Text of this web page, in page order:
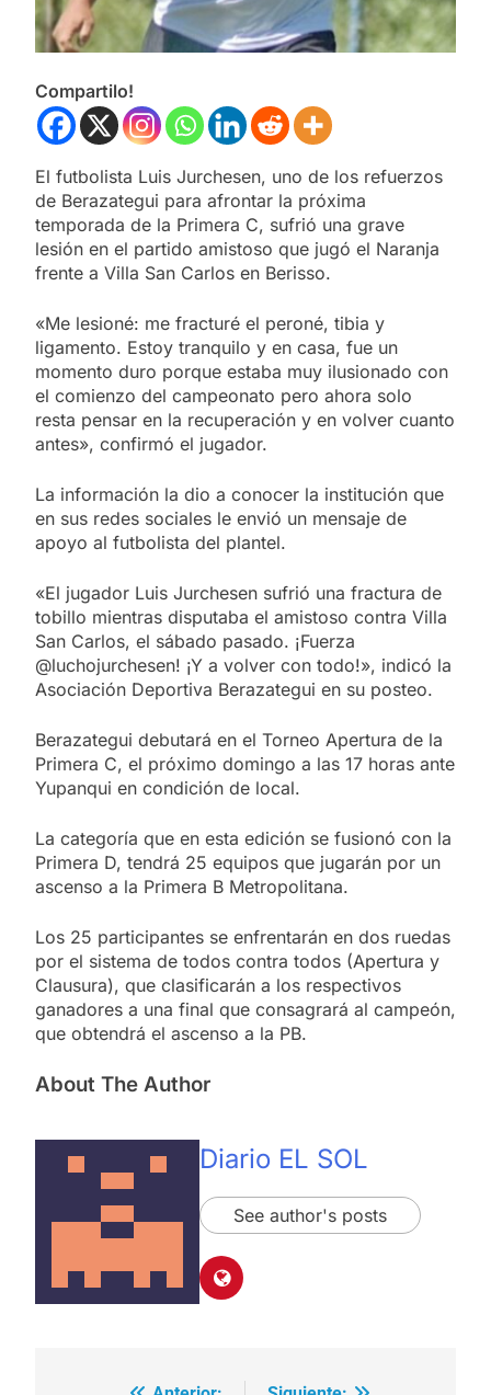
Compartilo!
El futbolista Luis Jurchesen, uno de los refuerzos
de Berazategui para afrontar la próxima
temporada de la Primera C, sufrió una grave
lesión en el partido amistoso que jugó el Naranja
frente a Villa San Carlos en Berisso.
«Me lesioné: me fracturé el peroné, tibia y
ligamento. Estoy tranquilo y en casa, fue un
momento duro porque estaba muy ilusionado con
el comienzo del campeonato pero ahora solo
resta pensar en la recuperación y en volver cuanto
antes», confirmó el jugador.
La información la dio a conocer la institución que
en sus redes sociales le envió un mensaje de
apoyo al futbolista del plantel.
«El jugador Luis Jurchesen sufrió una fractura de
tobillo mientras disputaba el amistoso contra Villa
San Carlos, el sábado pasado. ¡Fuerza
@luchojurchesen! ¡Y a volver con todo!», indicó la
Asociación Deportiva Berazategui en su posteo.
Berazategui debutará en el Torneo Apertura de la
Primera C, el próximo domingo a las 17 horas ante
Yupanqui en condición de local.
La categoría que en esta edición se fusionó con la
Primera D, tendrá 25 equipos que jugarán por un
ascenso a la Primera B Metropolitana.
Los 25 participantes se enfrentarán en dos ruedas
por el sistema de todos contra todos (Apertura y
Clausura), que clasificarán a los respectivos
ganadores a una final que consagrará al campeón,
que obtendrá el ascenso a la PB.
About The Author
Diario EL SOL
See author's posts